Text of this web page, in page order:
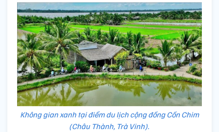
Không gian xanh tại điểm du lịch cộng đồng Cồn Chim
(Châu Thành, Trà Vinh).